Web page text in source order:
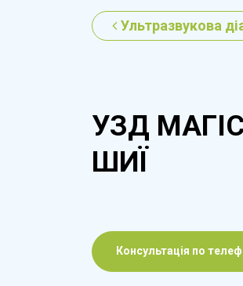
Ультразвукова
УЗД
ШИЇ
Консультація по